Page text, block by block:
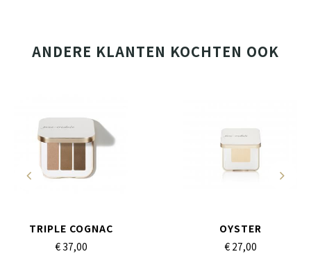
ANDERE KLANTEN KOCHTEN OOK
TRIPLE COGNAC
€ 37,00
OYSTER
€ 27,00